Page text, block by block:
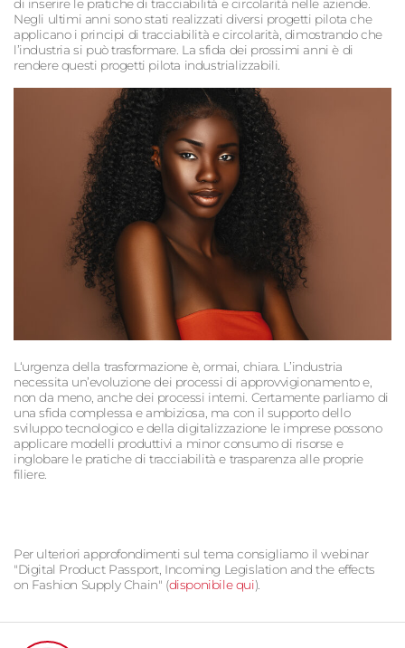
di inserire le pratiche di tracciabilità e circolarità nelle aziende.
Negli ultimi anni sono stati realizzati diversi progetti pilota che
applicano i principi di tracciabilità e circolarità, dimostrando che
l’industria si può trasformare. La sfida dei prossimi anni è di
rendere questi progetti pilota industrializzabili.
L‘urgenza della trasformazione è, ormai, chiara. L’industria
necessita un’evoluzione dei processi di approvvigionamento e,
non da meno, anche dei processi interni. Certamente parliamo di
una sfida complessa e ambiziosa, ma con il supporto dello
sviluppo tecnologico e della digitalizzazione le imprese possono
applicare modelli produttivi a minor consumo di risorse e
inglobare le pratiche di tracciabilità e trasparenza alle proprie
filiere.
Per ulteriori approfondimenti sul tema consigliamo il webinar
"Digital Product Passport, Incoming Legislation and the effects
on Fashion Supply Chain" (disponibile qui).